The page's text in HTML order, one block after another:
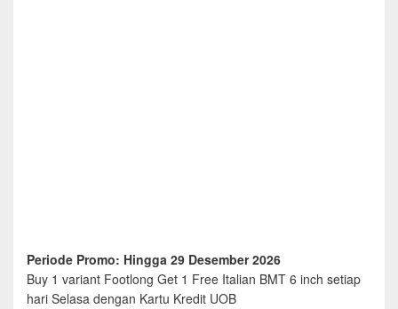
Periode Promo: Hingga 29 Desember 2026
Buy 1 variant Footlong Get 1 Free Italian BMT 6 inch setiap
hari Selasa dengan Kartu Kredit UOB